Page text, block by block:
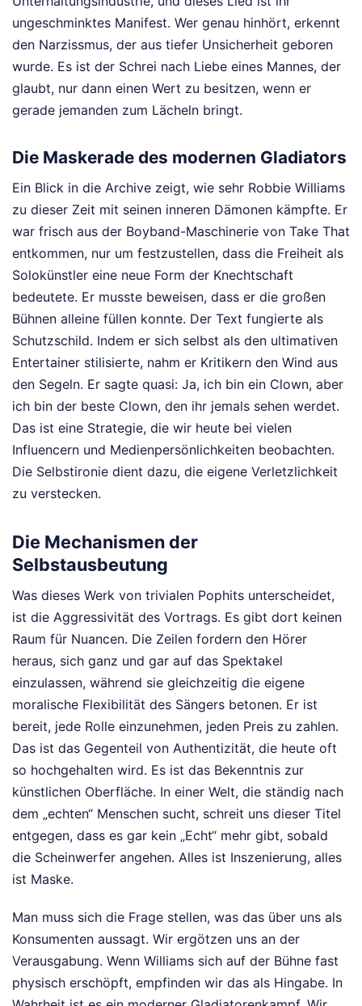
ungeschminktes Manifest. Wer genau hinhört, erkennt
den Narzissmus, der aus tiefer Unsicherheit geboren
wurde. Es ist der Schrei nach Liebe eines Mannes, der
glaubt, nur dann einen Wert zu besitzen, wenn er
gerade jemanden zum Lächeln bringt.
Die Maskerade des modernen Gladiators
Ein Blick in die Archive zeigt, wie sehr Robbie Williams
zu dieser Zeit mit seinen inneren Dämonen kämpfte. Er
war frisch aus der Boyband-Maschinerie von Take That
entkommen, nur um festzustellen, dass die Freiheit als
Solokünstler eine neue Form der Knechtschaft
bedeutete. Er musste beweisen, dass er die großen
Bühnen alleine füllen konnte. Der Text fungierte als
Schutzschild. Indem er sich selbst als den ultimativen
Entertainer stilisierte, nahm er Kritikern den Wind aus
den Segeln. Er sagte quasi: Ja, ich bin ein Clown, aber
ich bin der beste Clown, den ihr jemals sehen werdet.
Das ist eine Strategie, die wir heute bei vielen
Influencern und Medienpersönlichkeiten beobachten.
Die Selbstironie dient dazu, die eigene Verletzlichkeit
zu verstecken.
Die Mechanismen der
Selbstausbeutung
Was dieses Werk von trivialen Pophits unterscheidet,
ist die Aggressivität des Vortrags. Es gibt dort keinen
Raum für Nuancen. Die Zeilen fordern den Hörer
heraus, sich ganz und gar auf das Spektakel
einzulassen, während sie gleichzeitig die eigene
moralische Flexibilität des Sängers betonen. Er ist
bereit, jede Rolle einzunehmen, jeden Preis zu zahlen.
Das ist das Gegenteil von Authentizität, die heute oft
so hochgehalten wird. Es ist das Bekenntnis zur
künstlichen Oberfläche. In einer Welt, die ständig nach
dem „echten“ Menschen sucht, schreit uns dieser Titel
entgegen, dass es gar kein „Echt“ mehr gibt, sobald
die Scheinwerfer angehen. Alles ist Inszenierung, alles
ist Maske.
Man muss sich die Frage stellen, was das über uns als
Konsumenten aussagt. Wir ergötzen uns an der
Verausgabung. Wenn Williams sich auf der Bühne fast
physisch erschöpft, empfinden wir das als Hingabe. In